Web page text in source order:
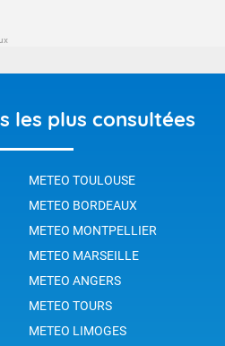
les plus consultées
METEO TOULOUSE
METEO BORDEAUX
METEO MONTPELLIER
METEO MARSEILLE
METEO ANGERS
METEO TOURS
METEO LIMOGES